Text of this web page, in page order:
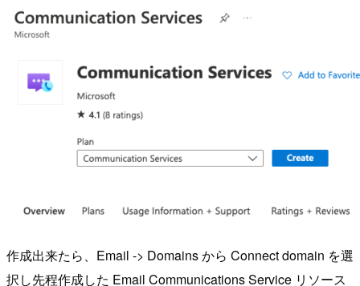
作成出来たら、Email -> Domains から Connect domain を選
択し先程作成した Email Communications Service リソース